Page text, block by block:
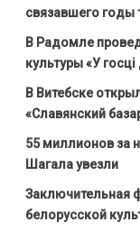
связавшего годы
В Радомле
культуры «У госці
В Витебске
«Славянский
55 миллионов за
Шагала увезли
Заключительная
белорусской